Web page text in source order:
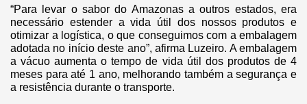
“Para levar o sabor do Amazonas a outros estados, era
necessário estender a vida útil dos nossos produtos e
otimizar a logística, o que conseguimos com a embalagem
adotada no início deste ano”, afirma Luzeiro. A embalagem
a vácuo aumenta o tempo de vida útil dos produtos de 4
meses para até 1 ano, melhorando também a segurança e
a resistência durante o transporte.